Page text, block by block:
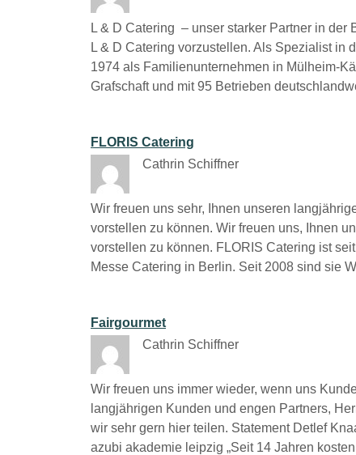
L & D Catering – unser starker Partner in der
L & D Catering vorzustellen. Als Spezialist in
1974 als Familienunternehmen in Mülheim-
Grafschaft und mit 95 Betrieben
FLORIS Catering
Cathrin Schiffner
Wir freuen uns sehr, Ihnen unseren
vorstellen zu können. Wir freuen uns, Ihnen
vorstellen zu können. FLORIS Catering ist
Messe Catering in Berlin. Seit 2008 sind sie
Fairgourmet
Cathrin Schiffner
Wir freuen uns immer wieder, wenn uns
langjährigen Kunden und engen Partners,
wir sehr gern hier teilen. Statement Detlef
azubi akademie leipzig „Seit 14 Jahren